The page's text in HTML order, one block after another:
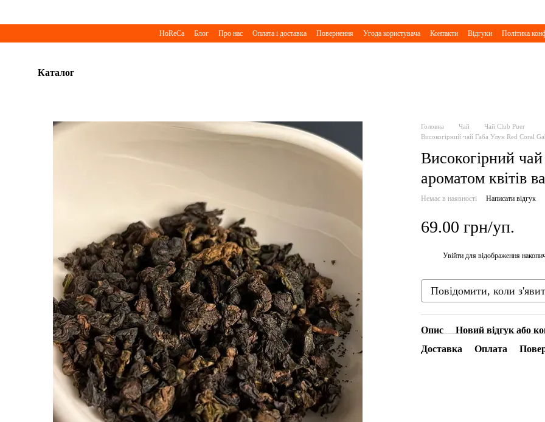
HoReCa Блог Про нас Оплата і доставка Повернення Угода користувача Контакти Відгуки Політика
Каталог
Головна Чай
Чай Club Puer
Високогірний чай Габа Улун Red Coral
Високогірний
ароматом квітів
Немає в наявності Написати відгук
69.00 грн/уп.
Увійти для відображення
Повідомити, коли
Опис
Новий відгук або
Доставка
Оплата